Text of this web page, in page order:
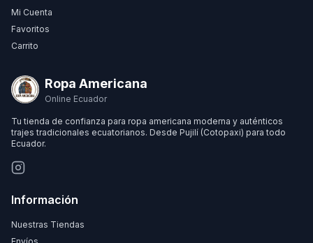
Mi Cuenta
Favoritos
Carrito
Ropa Americana
Online Ecuador
Tu tienda de confianza para ropa americana moderna y auténticos
trajes tradicionales ecuatorianos. Desde Pujilí (Cotopaxi) para todo
Ecuador.
Información
Nuestras Tiendas